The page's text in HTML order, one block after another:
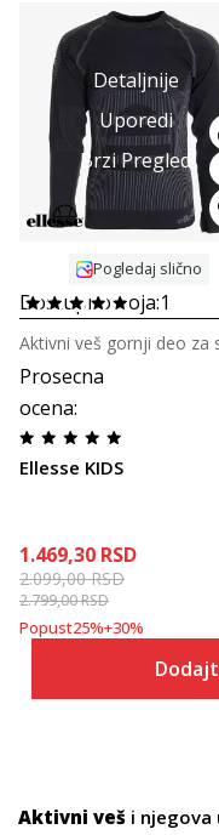
Detaljnije
Uporedi
Brzi Pregled
Pogledaj slično
Dostupno boja:1
Prosecna
ocena:
Ellesse KIDS
1.469,30 RSD
2.099,00RSD
2.799,00RSD
Popust25%+30%
Aktivni veš i njegova